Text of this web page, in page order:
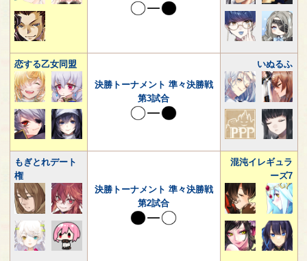
恋する乙女同盟
決勝トーナメント 準々決勝戦
第3試合
いぬるふ
もぎとれデート
権
決勝トーナメント 準々決勝戦
第2試合
混沌イレギュラ
ーズ7